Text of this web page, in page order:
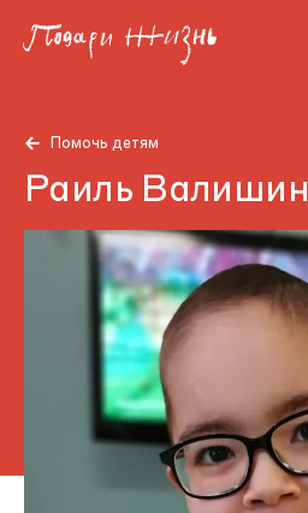
Помочь детям
Раиль Валишин